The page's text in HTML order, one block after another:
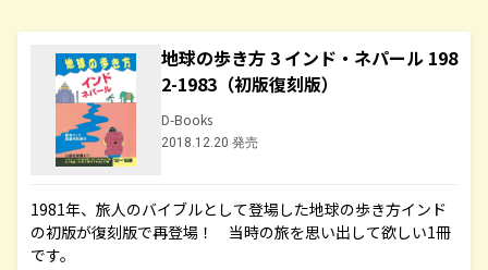
地球の歩き方 3 インド・ネパール 198
2-1983（初版復刻版）
D-Books
2018.12.20 発売
1981年、旅人のバイブルとして登場した地球の歩き方インド
の初版が復刻版で再登場！ 当時の旅を思い出して欲しい1冊
です。